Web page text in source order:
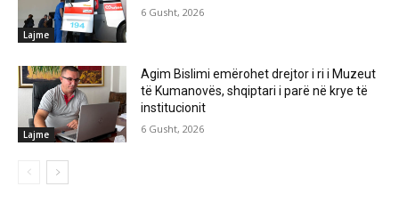
Lajme
6 Gusht, 2026
Lajme
Agim Bislimi emërohet drejtor i ri i Muzeut
të Kumanovës, shqiptari i parë në krye të
institucionit
6 Gusht, 2026